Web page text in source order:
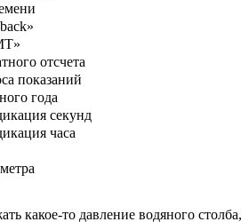
отсчета
показаний
года
секунд
часа
какое-то давление водяного столба,